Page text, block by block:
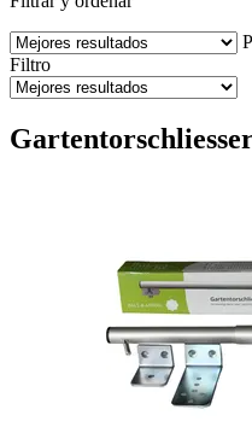
Filtro